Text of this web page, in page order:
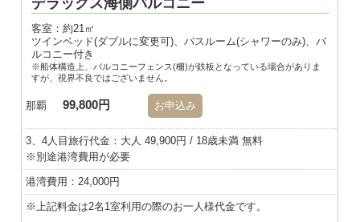
デラックス海側バルコニー
客室：約21㎡
ツインベッド(ダブルに変更可)、バスルーム(シャワーのみ)、バ
ルコニー付き
※船体構造上、バルコニーフェンス(柵)が鉄板となっている場合がありま
すが、視界不良ではございません。
那覇 99,800円 お申込み
3、4人目旅行代金：大人 49,900円 / 18歳未満 無料
※別途港湾費用が必要
港湾費用：24,000円
※上記料金は2名1室利用の際のお一人様代金です。